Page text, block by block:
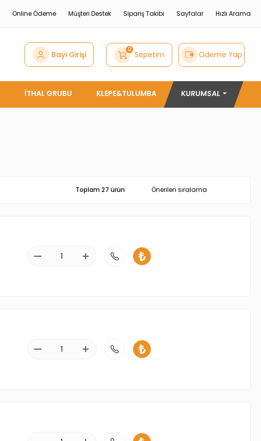
Online Ödeme Müşteri Destek Sipariş Takibi Sayfalar Hızlı Arama
Bayi Girişi 0 Sepetim Ödeme Yap
İTHAL GRUBU KLEPE&TULUMBA KURUMSAL
Toplam 27 ürün